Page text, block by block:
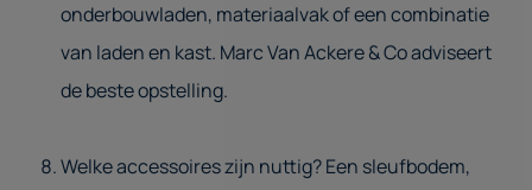
onderbouwladen, materiaalvak of een combinatie
van laden en kast. Marc Van Ackere & Co adviseert
de beste opstelling.
Welke accessoires zijn nuttig? Een sleufbodem,